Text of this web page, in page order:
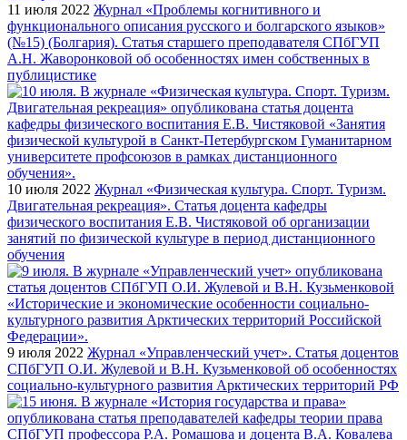
11 июля 2022 Журнал «Проблемы когнитивного и
функционального описания русского и болгарского языков»
(№15) (Болгария). Статья старшего преподавателя СПбГУП
А.Н. Жаворонковой об особенностях имен собственных в
публицистике
10 июля 2022 Журнал «Физическая культура. Спорт. Туризм.
Двигательная рекреация». Статья доцента кафедры
физического воспитания Е.В. Чистяковой об организации
занятий по физической культуре в период дистанционного
обучения
9 июля 2022 Журнал «Управленческий учет». Статья доцентов
СПбГУП О.И. Жулевой и В.Н. Кузьменковой об особенностях
социально-культурного развития Арктических территорий РФ